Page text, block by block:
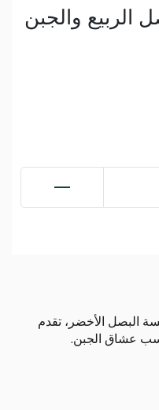
الربيع والجبن
البصل الأخضر، تقدم
عشاق الجبن.